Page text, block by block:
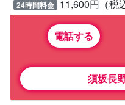
24時間料金 11,600円（税
電話する
須坂長